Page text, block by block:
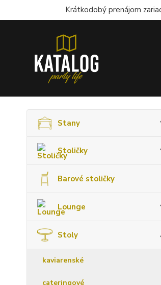
Krátkodobý prenájom
Stany
Stoličky
Barové stoličky
Lounge
Stoly
kaviarenské
cateringové